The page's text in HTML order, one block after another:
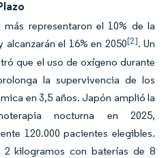
representaron el 10% de la
el 16% en 2050[2]. Un
que el uso de oxígeno durante
la supervivencia de los
en 3,5 años. Japón amplió la
nocturna en 2025,
120.000 pacientes elegibles.
kilogramos con baterías de 8